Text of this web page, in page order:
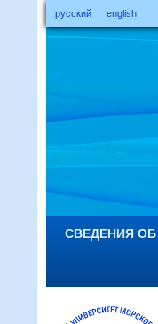
русский english
СВЕДЕНИЯ